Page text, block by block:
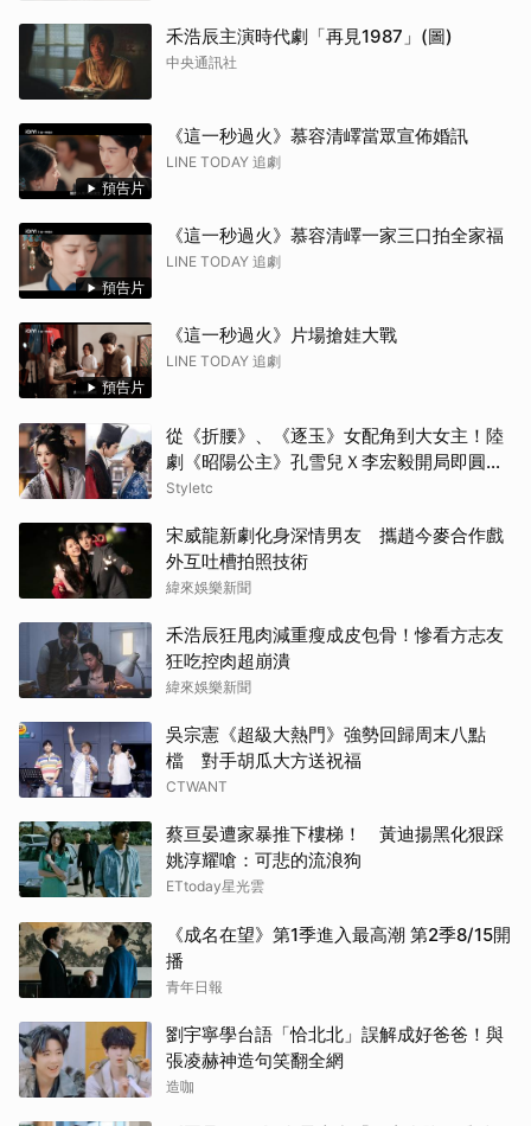
禾浩辰主演時代劇「再見1987」(圖)
中央通訊社
預告片
《這一秒過火》慕容清嶧當眾宣佈婚訊
LINE TODAY 追劇
預告片
《這一秒過火》慕容清嶧一家三口拍全家福
LINE TODAY 追劇
預告片
《這一秒過火》片場搶娃大戰
LINE TODAY 追劇
從《折腰》、《逐玉》女配角到大女主！陸
劇《昭陽公主》孔雪兒Ｘ李宏毅開局即圓
房，這場帶毒的權謀虐戀太過癮
Styletc
宋威龍新劇化身深情男友 攜趙今麥合作戲
外互吐槽拍照技術
緯來娛樂新聞
禾浩辰狂甩肉減重瘦成皮包骨！慘看方志友
狂吃控肉超崩潰
緯來娛樂新聞
吳宗憲《超級大熱門》強勢回歸周末八點
檔 對手胡瓜大方送祝福
CTWANT
蔡亘晏遭家暴推下樓梯！ 黃迪揚黑化狠踩
姚淳耀嗆：可悲的流浪狗
ETtoday星光雲
《成名在望》第1季進入最高潮 第2季8/15開
播
青年日報
劉宇寧學台語「恰北北」誤解成好爸爸！與
張凌赫神造句笑翻全網
造咖